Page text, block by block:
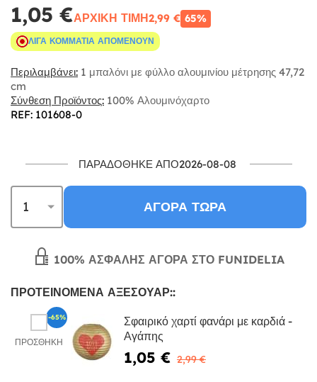
1,05 €ΑΡΧΙΚΉ ΤΙΜΉ2,99 € 65%
ΛΊΓΑ ΚΟΜΜΆΤΙΑ ΑΠΟΜΈΝΟΥΝ
Περιλαμβάνει: 1 μπαλόνι με φύλλο αλουμινίου μέτρησης 47,72
cm
Σύνθεση Προϊόντος: 100% Αλουμινόχαρτο
REF: 101608-0
ΠΑΡΑΔΌΘΗΚΕ ΑΠΌ2026-08-08
ΑΓΟΡΆ ΤΏΡΑ
100% ΑΣΦΑΛΉΣ ΑΓΟΡΆ ΣΤΟ FUNIDELIA
ΠΡΟΤΕΙΝΌΜΕΝΑ ΑΞΕΣΟΥΆΡ::
ΠΡΟΣΘΉΚΗ
Σφαιρικό χαρτί φανάρι με καρδιά -
Αγάπης
1,05 € 2,99 €
-65%